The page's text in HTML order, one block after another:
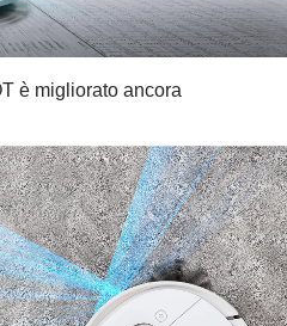
è migliorato ancora